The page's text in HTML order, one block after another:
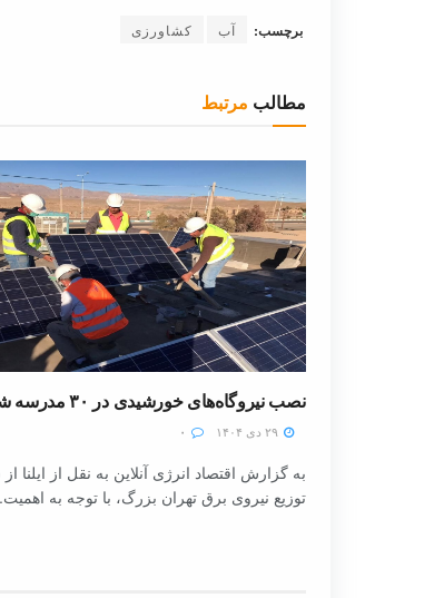
برچسب: آب کشاورزی
مطالب مرتبط
نصب نیروگاه‌های خورشیدی در ۳۰ مدرسه شهر تهران
به گزارش اقتصاد انرژی آنلاین به نقل از ایلنا
توزیع نیروی برق تهران بزرگ، با توجه به